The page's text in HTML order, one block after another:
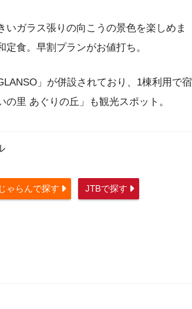
ガラス張りの向こうの景色を楽しめま
食。早割プランがお値打ち。
」が併設されており、1棟利用で宿
里 あぐりの丘」も観光スポット。
じゃらんで探す JTBで探す